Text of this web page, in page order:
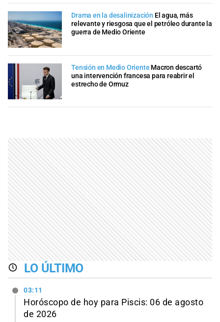
Drama en la desalinización El agua, más
relevante y riesgosa que el petróleo durante la
guerra de Medio Oriente
Tensión en Medio Oriente Macron descartó
una intervención francesa para reabrir el
estrecho de Ormuz
LO ÚLTIMO
03:11
Horóscopo de hoy para Piscis: 06 de agosto
de 2026